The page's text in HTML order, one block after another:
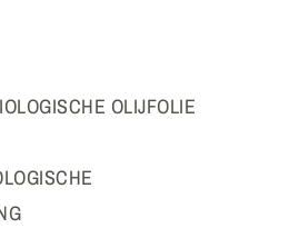
OLIJFOLIE